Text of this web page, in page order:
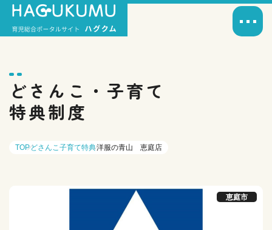
どさんこ・子育て
特典制度
TOPどさんこ子育て特典洋服の青山 恵庭店
恵庭市